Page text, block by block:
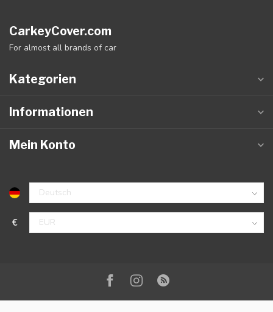
CarkeyCover.com
For almost all brands of car
Kategorien
Informationen
Mein Konto
€